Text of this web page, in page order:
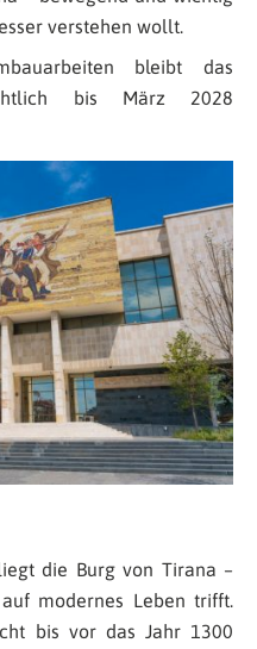
verstehen wollt.
bleibt das
bis März 2028
die Burg von Tirana –
modernes Leben trifft.
bis vor das Jahr 1300